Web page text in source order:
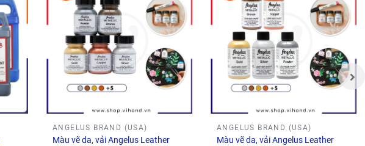
ANGELUS BRAND (USA)
Màu vẽ da, vải Angelus Leather
ANGELUS BRAND (USA)
Màu vẽ da, vải Angelus Leather